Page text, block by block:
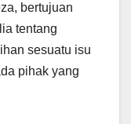
bertujuan
tentang
sesuatu isu
pihak yang